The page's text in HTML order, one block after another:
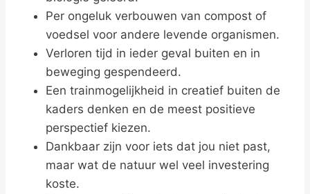
Per ongeluk verbouwen van compost of
voedsel voor andere levende organismen.
Verloren tijd in ieder geval buiten en in
beweging gespendeerd.
Een trainmogelijkheid in creatief buiten de
kaders denken en de meest positieve
perspectief kiezen.
Dankbaar zijn voor iets dat jou niet past,
maar wat de natuur wel veel investering
koste.